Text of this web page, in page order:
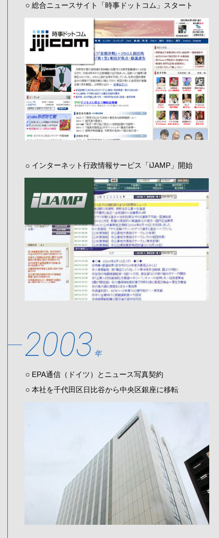
総合ニュースサイト「時事ドットコム」スタート
インターネット行政情報サービス「iJAMP」開始
2003 年
EPA通信（ドイツ）とニュース写真契約
本社を千代田区日比谷から中央区銀座に移転